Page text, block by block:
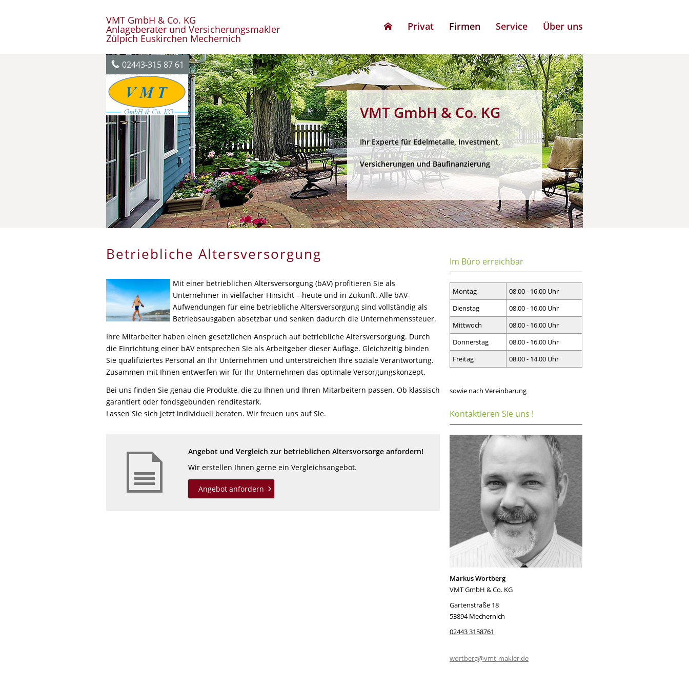
Privat Firmen Service Über uns
VMT GmbH & Co. KG
Anlageberater und Versicherungsmakler
Zülpich Euskirchen Mechernich
02443-315 87 61
VMT GmbH & Co. KG
Ihr Experte für Edelmetalle, Investment,
Versicherungen und Baufinanzierung
Im Büro erreichbar
Montag
08.00 - 16.00 Uhr
Dienstag
08.00 - 16.00 Uhr
Mittwoch
08.00 - 16.00 Uhr
Donnerstag
08.00 - 16.00 Uhr
Freitag
08.00 - 14.00 Uhr
sowie nach Vereinbarung
Kontaktieren Sie uns !
Markus Wortberg
VMT GmbH & Co. KG
Gartenstraße 18
53894 Mechernich
02443 3158761
wortberg@vmt-makler.de
Betriebliche Altersversorgung
Mit einer betrieblichen Altersversorgung (bAV) profitieren Sie als
Unternehmer in vielfacher Hinsicht – heute und in Zukunft. Alle bAV-
Aufwendungen für eine betriebliche Altersversorgung sind vollständig als
Betriebsausgaben absetzbar und senken dadurch die Unternehmenssteuer.
Ihre Mitarbeiter haben einen gesetzlichen Anspruch auf betriebliche Altersversorgung. Durch
die Einrichtung einer bAV entsprechen Sie als Arbeitgeber dieser Auflage. Gleichzeitig binden
Sie qualifiziertes Personal an Ihr Unternehmen und unterstreichen Ihre soziale Verantwortung.
Zusammen mit Ihnen entwerfen wir für Ihr Unternehmen das optimale Versorgungskonzept.
Bei uns finden Sie genau die Produkte, die zu Ihnen und Ihren Mitarbeitern passen. Ob klassisch
garantiert oder fondsgebunden renditestark.
Lassen Sie sich jetzt individuell beraten. Wir freuen uns auf Sie.
Angebot und Vergleich zur betrieblichen Altersvorsorge anfordern!
Wir erstellen Ihnen gerne ein Vergleichsangebot.
Angebot anfordern